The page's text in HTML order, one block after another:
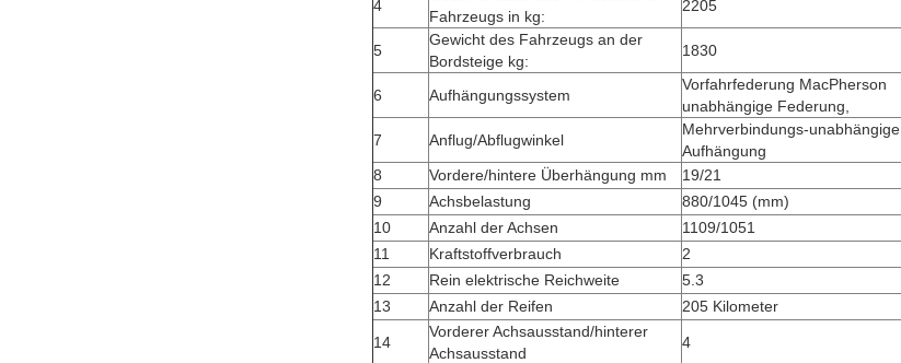
4
Fahrzeugs in kg:
2205
5
Gewicht des Fahrzeugs an der
Bordsteige kg:
1830
6 Aufhängungssystem
Vorfahrfederung MacPherson
unabhängige Federung,
7
Anflug/Abflugwinkel
Mehrverbindungs-unabhängige
Aufhängung
8
Vordere/hintere Überhängung mm
19/21
9
Achsbelastung
880/1045 (mm)
10
Anzahl der Achsen
1109/1051
11
Kraftstoffverbrauch
2
12
Rein elektrische Reichweite
5.3
13
Anzahl der Reifen 205 Kilometer
14
Vorderer Achsausstand/hinterer
Achsausstand
4